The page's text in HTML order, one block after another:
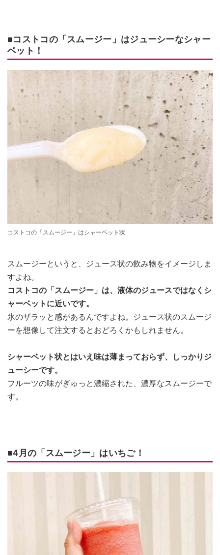
■コストコの「スムージー」はジューシーなシャー
ベット！
コストコの「スムージー」はシャーベット状
スムージーというと、ジュース状の飲み物をイメージしま
すよね。
コストコの「スムージー」は、液体のジュースではなくシ
ャーベットに近いです。
氷のザラッと感があるんですよね。ジュース状のスムージ
ーを想像して注文するとおどろくかもしれません。
シャーベット状とはいえ味は薄まっておらず、しっかりジ
ューシーです。
フルーツの味がぎゅっと濃縮された、濃厚なスムージーで
す。
■4月の「スムージー」はいちご！